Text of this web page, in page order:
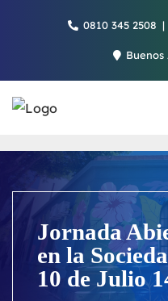
0810 345 2508
Jornada
en la
10 de Julio